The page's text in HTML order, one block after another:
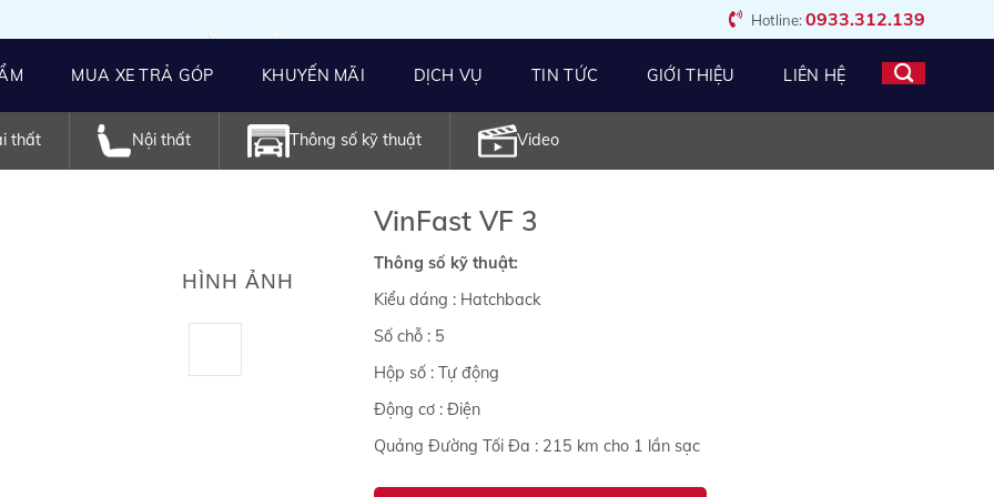
Hotline:0933.312.139
MUA XE TRẢ GÓP KHUYẾN MÃI DỊCH VỤ TIN TỨC GIỚI THIỆU LIÊN HỆ
thất Nội thất Thông số kỹ thuật Video
HÌNH ẢNH
VinFast VF 3
Thông số kỹ thuật:
Kiểu dáng : Hatchback
Số chỗ : 5
Hộp số : Tự động
Động cơ : Điện
Quảng Đường Tối Đa : 215 km cho 1 lần sạc